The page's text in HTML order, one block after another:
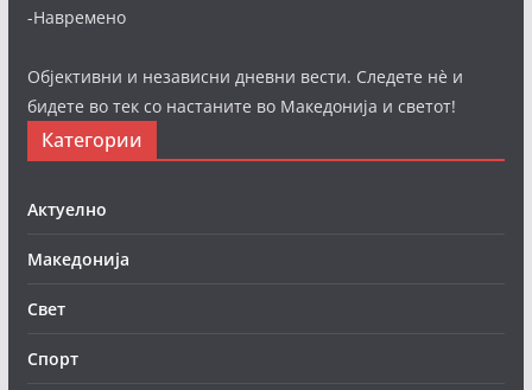
-Навремено
Објективни и независни дневни вести. Следете нè и
бидете во тек со настаните во Македонија и светот!
Категории
Актуелно
Македонија
Свет
Спорт